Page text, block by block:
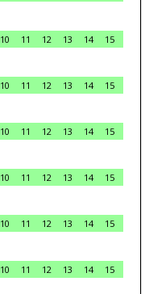
10 11 12 13 14
15
10 11 12 13 14
15
10 11 12 13 14
15
10 11 12 13 14
15
10 11 12 13 14
15
10 11 12 13 14
15